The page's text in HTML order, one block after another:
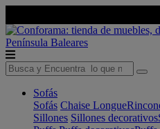
Península Baleares
Sofás
Sofás Chaise Longue
Sillones Sillones decorativos